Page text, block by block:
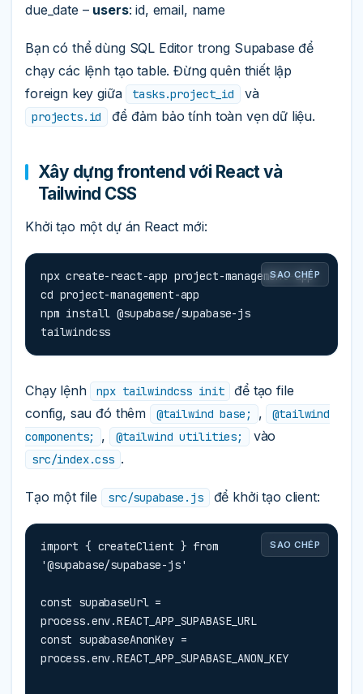
due_date – users: id, email, name
Bạn có thể dùng SQL Editor trong Supabase để
chạy các lệnh tạo table. Đừng quên thiết lập
foreign key giữa
tasks.project_id và
projects.id để đảm bảo tính toàn vẹn dữ liệu.
Xây dựng frontend với React và
Tailwind CSS
Khởi tạo một dự án React mới:
SAO CHÉP
npx create-react-app project-management-app
cd project-management-app
npm install @supabase/supabase-js
tailwindcss
Chạy lệnh npx tailwindcss init
để tạo file
config, sau đó thêm
@tailwind base; ,
@tailwind
components;
, @tailwind utilities; vào
src/index.css .
Tạo một file src/supabase.js để khởi tạo client:
SAO CHÉP
import { createClient } from
'@supabase/supabase-js'
const supabaseUrl =
process.env.REACT_APP_SUPABASE_URL
const supabaseAnonKey =
process.env.REACT_APP_SUPABASE_ANON_KEY